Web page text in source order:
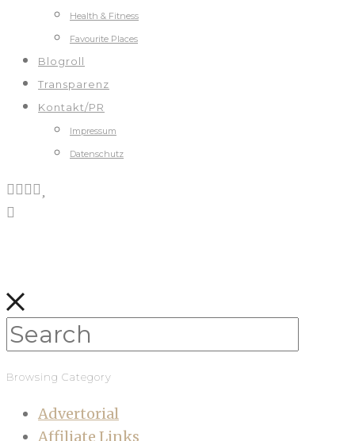
Health & Fitness
Favourite Places
Blogroll
Transparenz
Kontakt/PR
Impressum
Datenschutz
Browsing Category
Advertorial
Affiliate Links